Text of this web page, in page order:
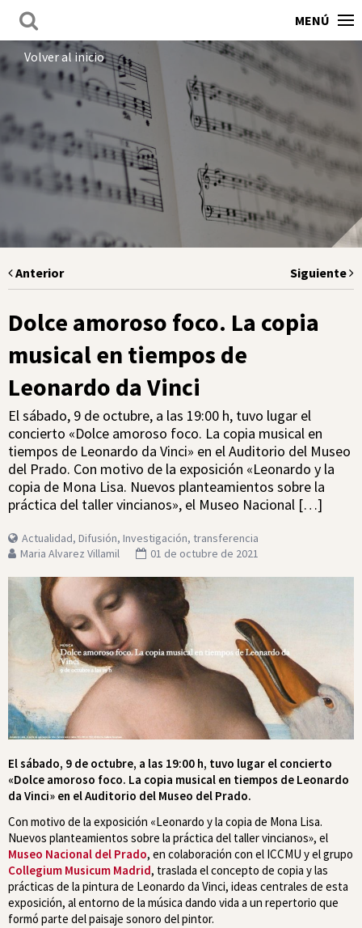
MENÚ
Volver al inicio
Anterior Siguiente
Dolce amoroso foco. La copia
musical en tiempos de
Leonardo da Vinci
El sábado, 9 de octubre, a las 19:00 h, tuvo lugar el
concierto «Dolce amoroso foco. La copia musical en
tiempos de Leonardo da Vinci» en el Auditorio del Museo
del Prado. Con motivo de la exposición «Leonardo y la
copia de Mona Lisa. Nuevos planteamientos sobre la
práctica del taller vincianos», el Museo Nacional […]
Actualidad, Difusión, Investigación, transferencia
Maria Alvarez Villamil
01 de octubre de 2021
El sábado, 9 de octubre, a las 19:00 h, tuvo lugar el concierto
«Dolce amoroso foco. La copia musical en tiempos de Leonardo
da Vinci» en el Auditorio del Museo del Prado.
Con motivo de la exposición «Leonardo y la copia de Mona Lisa.
Nuevos planteamientos sobre la práctica del taller vincianos», el
Museo Nacional del Prado, en colaboración con el ICCMU y el grupo
Collegium Musicum Madrid, traslada el concepto de copia y las
prácticas de la pintura de Leonardo da Vinci, ideas centrales de esta
exposición, al entorno de la música dando vida a un repertorio que
formó parte del paisaje sonoro del pintor.